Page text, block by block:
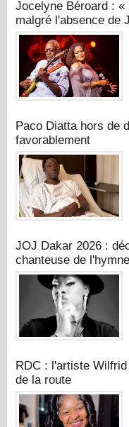
Jocelyne Béroard :
malgré l'absence de
Paco Diatta hors de
favorablement
JOJ Dakar 2026 :
chanteuse de
RDC : l'artiste
de la route